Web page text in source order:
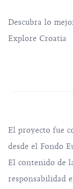
Descubra lo
Explore Croatia
El proyecto fue
desde el Fondo
El contenido de
responsabilidad